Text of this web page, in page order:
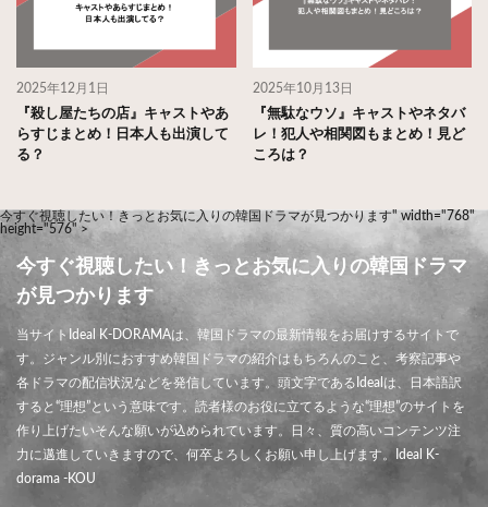
2025年12月1日
『殺し屋たちの店』キャストやあ
らすじまとめ！日本人も出演して
る？
2025年10月13日
『無駄なウソ』キャストやネタバ
レ！犯人や相関図もまとめ！見ど
ころは？
今すぐ視聴したい！きっとお気に入りの韓国ドラマが見つかります" width="768"
height="576" >
今すぐ視聴したい！きっとお気に入りの韓国ドラマ
が見つかります
当サイトIdeal K-DORAMAは、韓国ドラマの最新情報をお届けするサイトで
す。ジャンル別におすすめ韓国ドラマの紹介はもちろんのこと、考察記事や
各ドラマの配信状況などを発信しています。頭文字であるIdealは、日本語訳
すると“理想”という意味です。読者様のお役に立てるような“理想”のサイトを
作り上げたいそんな願いが込められています。日々、質の高いコンテンツ注
力に邁進していきますので、何卒よろしくお願い申し上げます。Ideal K-
dorama -KOU